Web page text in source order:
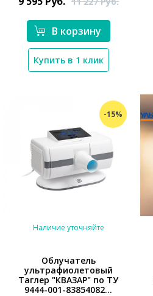
В корзину
Купить в 1 клик
-15%
*}
Наличие уточняйте
Облучатель
ультрафиолетовый
Таглер "КВАЗАР" по ТУ
9444-001-83854082...